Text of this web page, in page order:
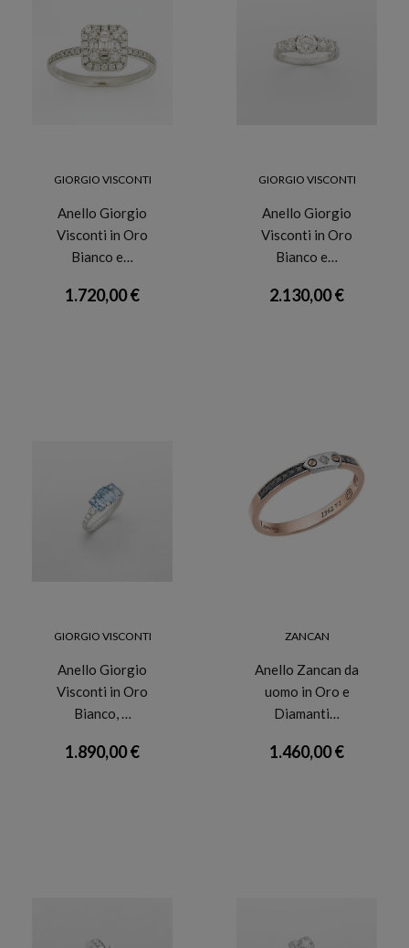
GIORGIO VISCONTI
Anello Giorgio
Visconti in Oro
Bianco e…
1.720,00 €
GIORGIO VISCONTI
Anello Giorgio
Visconti in Oro
Bianco e…
2.130,00 €
GIORGIO VISCONTI
Anello Giorgio
Visconti in Oro
Bianco, …
1.890,00 €
ZANCAN
Anello Zancan da
uomo in Oro e
Diamanti…
1.460,00 €